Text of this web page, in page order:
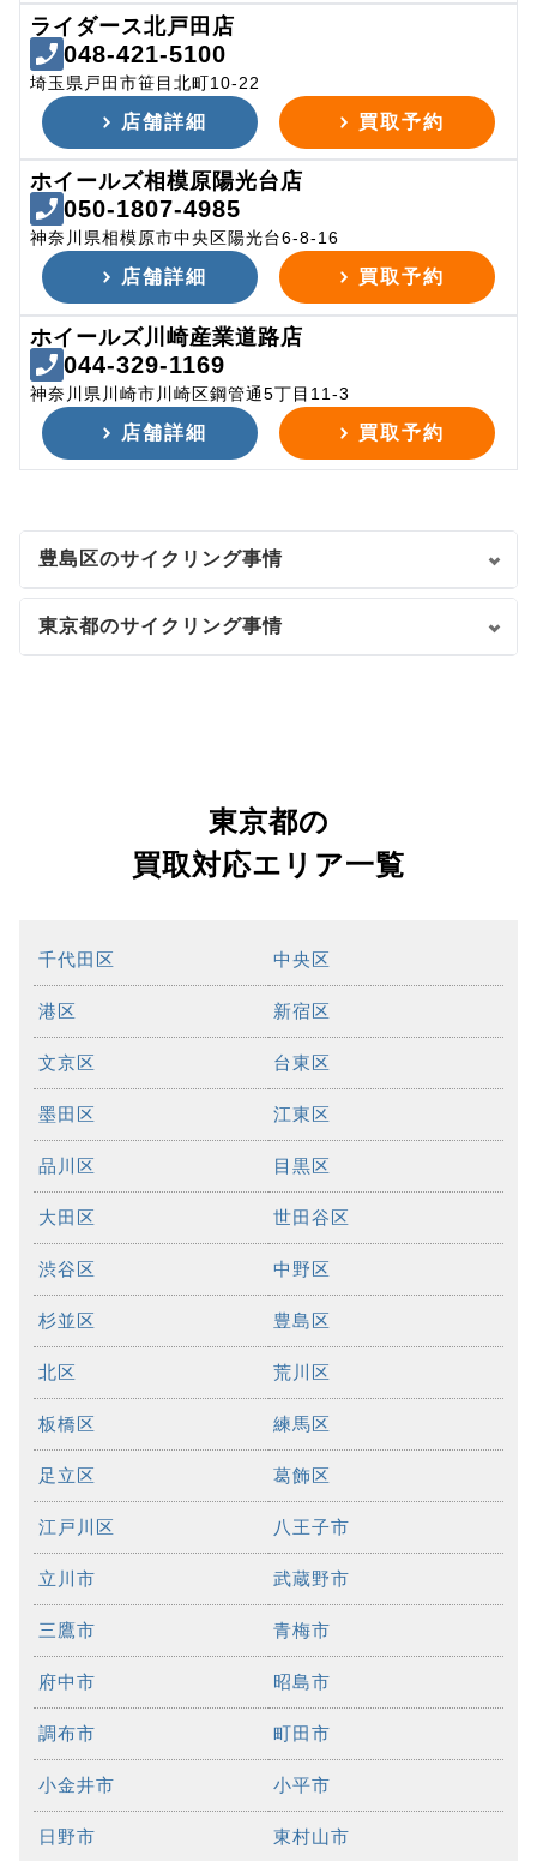
ライダース北戸田店
048-421-5100
埼玉県戸田市笹目北町10-22
店舗詳細 買取予約
ホイールズ相模原陽光台店
050-1807-4985
神奈川県相模原市中央区陽光台6-8-16
店舗詳細 買取予約
ホイールズ川崎産業道路店
044-329-1169
神奈川県川崎市川崎区鋼管通5丁目11-3
店舗詳細 買取予約
豊島区のサイクリング事情
東京都のサイクリング事情
東京都の
買取対応エリア一覧
千代田区 中央区
港区 新宿区
文京区 台東区
墨田区 江東区
品川区 目黒区
大田区 世田谷区
渋谷区 中野区
杉並区 豊島区
北区 荒川区
板橋区 練馬区
足立区 葛飾区
江戸川区 八王子市
立川市 武蔵野市
三鷹市 青梅市
府中市 昭島市
調布市 町田市
小金井市 小平市
日野市 東村山市